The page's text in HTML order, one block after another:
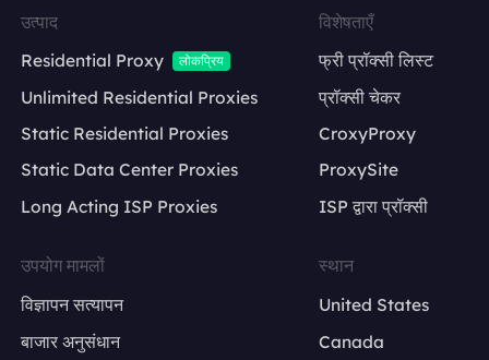
उत्पाद
Residential Proxy
लोकप्रिय
Unlimited Residential Proxies
Static Residential Proxies
Static Data Center Proxies
Long Acting ISP Proxies
विशेषताएँ
फ्री प्रॉक्सी लिस्ट
प्रॉक्सी चेकर
CroxyProxy
ProxySite
ISP द्वारा प्रॉक्सी
उपयोग मामलों
विज्ञापन सत्यापन
बाजार अनुसंधान
स्थान
United States
Canada